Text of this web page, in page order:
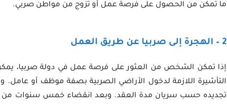
ما تمكن من الحصول على فرصة عمل أو تزوج من مواطن صربي.
2 – الهجرة إلى صربيا عن طريق العمل
إذا تمكن الشخص من العثور على فرصة عمل في دولة صربيا،
التأشيرة اللازمة لدخول الأراضي الصربية بصفة موظف أو عامل.
تجديده حسب سريان مدة العقد. وبعد انقضاء خمس سنوات من